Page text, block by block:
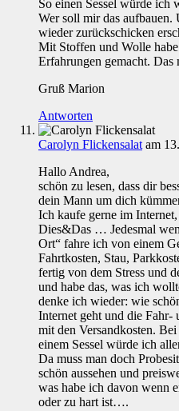
So einen Sessel würde ich
Wer soll mir das
wieder zurückschicken
Mit Stoffen und Wolle
Erfahrungen gemacht.
Gruß Marion
Antworten
Carolyn Flickensalat am
Hallo Andrea,
schön zu lesen, dass dir
dein Mann um dich
Ich kaufe gerne im
Dies&Das … Jedesmal
Ort“ fahre ich von einem
Fahrtkosten, Stau,
fertig von dem Stress und
und habe das, was ich
denke ich wieder: wie
Internet geht und die Fahr-
mit den Versandkosten.
einem Sessel würde ich
Da muss man doch
schön aussehen und
was habe ich davon wenn
oder zu hart ist….